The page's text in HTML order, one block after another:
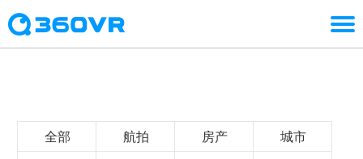
全部 航拍 房产 城市